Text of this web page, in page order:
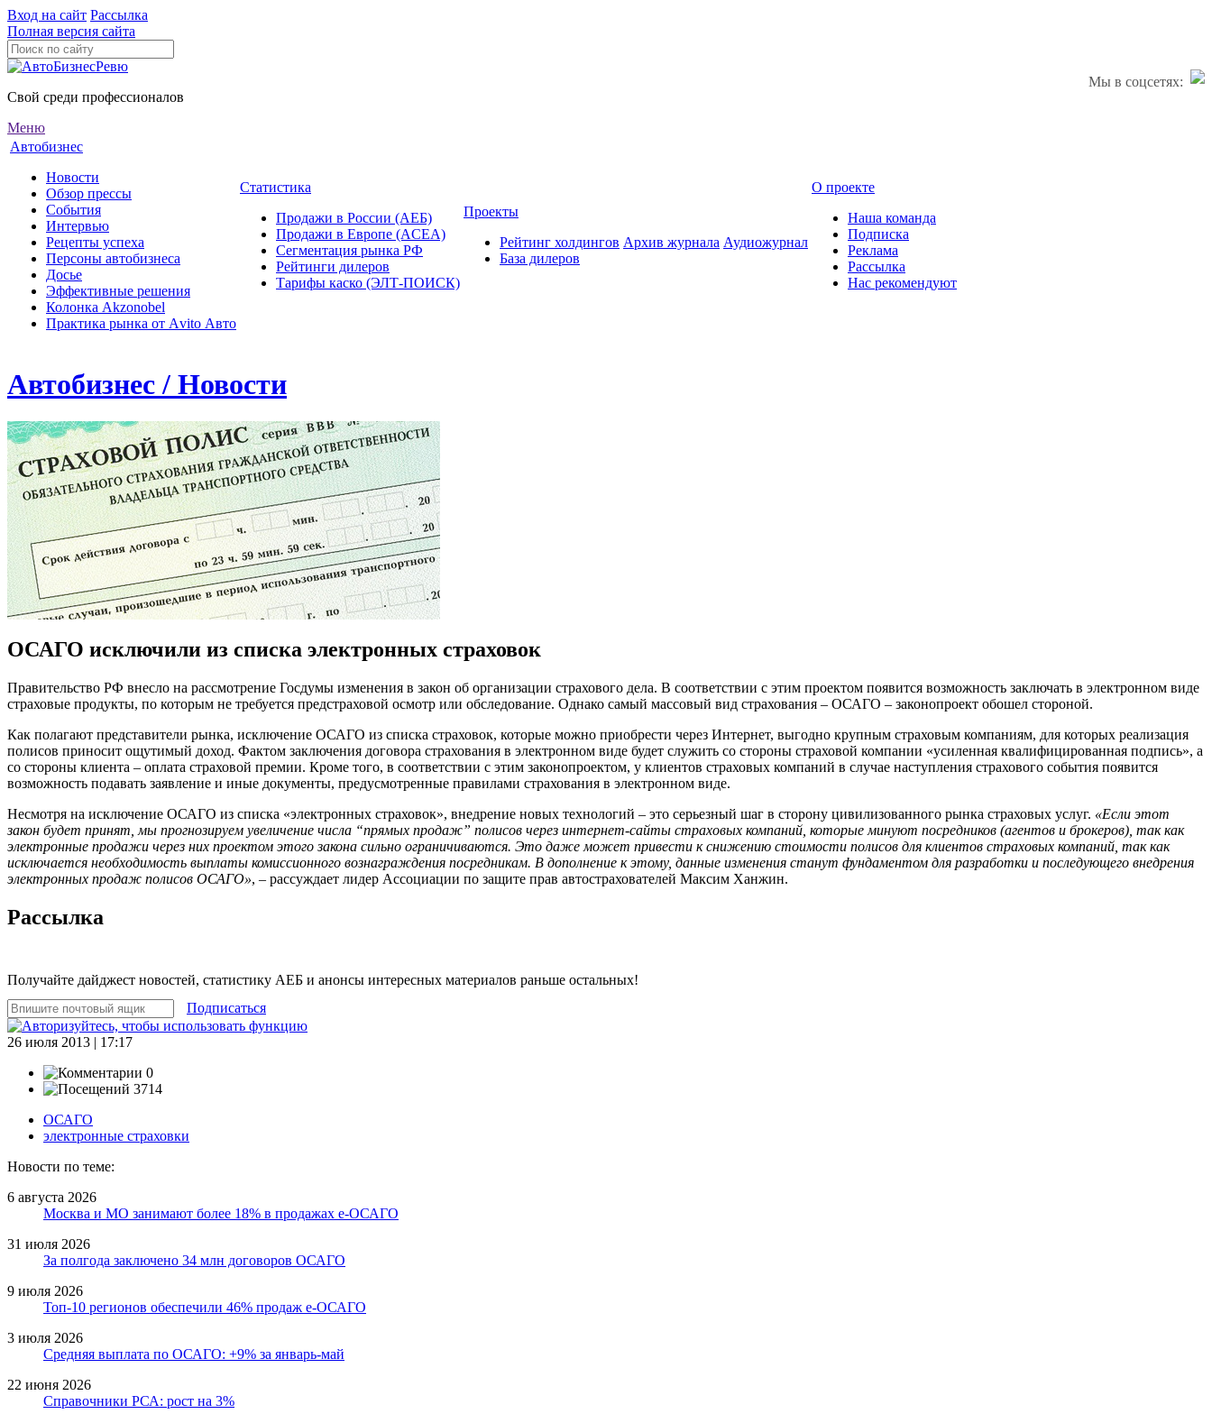
Вход на сайт Рассылка
Полная версия сайта
Мы в соцсетях:
Свой среди профессионалов
Меню
Автобизнес
Новости
Обзор прессы
События
Интервью
Рецепты успеха
Персоны автобизнеса
Досье
Эффективные решения
Колонка Akzonobel
Практика рынка от Аvito Авто
Статистика
Продажи в России (АЕБ)
Продажи в Европе (ACEA)
Сегментация рынка РФ
Рейтинги дилеров
Тарифы каско (ЭЛТ-ПОИСК)
Проекты
Рейтинг холдингов
База дилеров
Архив журнала Аудиожурнал
О проекте
Наша команда
Подписка
Реклама
Рассылка
Нас рекомендуют
Автобизнес / Новости
ОСАГО исключили из списка электронных страховок
Правительство РФ внесло на рассмотрение Госдумы изменения в закон об организации страхового дела. В соответствии с этим проектом появится возможность заключать в электронном виде
страховые продукты, по которым не требуется предстраховой осмотр или обследование. Однако самый массовый вид страхования – ОСАГО – законопроект обошел стороной.
Как полагают представители рынка, исключение ОСАГО из списка страховок, которые можно приобрести через Интернет, выгодно крупным страховым компаниям, для которых реализация
полисов приносит ощутимый доход. Фактом заключения договора страхования в электронном виде будет служить со стороны страховой компании «усиленная квалифицированная подпись», а
со стороны клиента – оплата страховой премии. Кроме того, в соответствии с этим законопроектом, у клиентов страховых компаний в случае наступления страхового события появится
возможность подавать заявление и иные документы, предусмотренные правилами страхования в электронном виде.
Несмотря на исключение ОСАГО из списка «электронных страховок», внедрение новых технологий – это серьезный шаг в сторону цивилизованного рынка страховых услуг. «Если этот
закон будет принят, мы прогнозируем увеличение числа “прямых продаж” полисов через интернет-сайты страховых компаний, которые минуют посредников (агентов и брокеров), так как
электронные продажи через них проектом этого закона сильно ограничиваются. Это даже может привести к снижению стоимости полисов для клиентов страховых компаний, так как
исключается необходимость выплаты комиссионного вознаграждения посредникам. В дополнение к этому, данные изменения станут фундаментом для разработки и последующего внедрения
электронных продаж полисов ОСАГО», – рассуждает лидер Ассоциации по защите прав автострахователей Максим Ханжин.
Рассылка
Получайте дайджест новостей, статистику АЕБ и анонсы интересных материалов раньше остальных!
Подписаться
26 июля 2013 | 17:17
0
3714
ОСАГО
электронные страховки
Новости по теме:
6 августа 2026
Москва и МО занимают более 18% в продажах е-ОСАГО
31 июля 2026
За полгода заключено 34 млн договоров ОСАГО
9 июля 2026
Топ-10 регионов обеспечили 46% продаж е-ОСАГО
3 июля 2026
Средняя выплата по ОСАГО: +9% за январь-май
22 июня 2026
Справочники РСА: рост на 3%